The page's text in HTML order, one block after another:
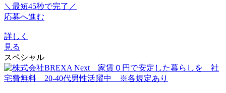
＼最短45秒で完了／
応募へ進む
詳しく
見る
スペシャル